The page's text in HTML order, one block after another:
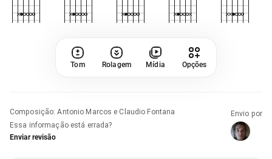
Tom Rolagem Mídia Opções
Composição:Antonio Marcos e Claudio Fontana
Essa informação está errada?
Enviar revisão
Envio por